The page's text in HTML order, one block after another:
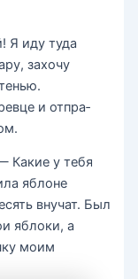
Я иду ту­да
захо­чу
и отпра­
Какие у тебя
яблоне
внучат. Был
яблоки, а
моим